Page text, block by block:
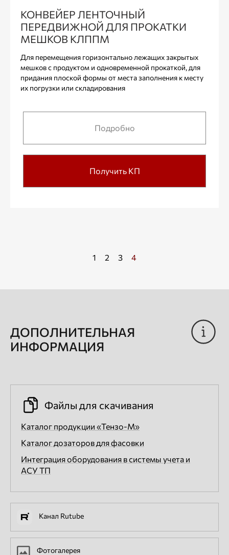
КОНВЕЙЕР ЛЕНТОЧНЫЙ
ПЕРЕДВИЖНОЙ ДЛЯ ПРОКАТКИ
МЕШКОВ КЛППМ
Для перемещения горизонтально лежащих закрытых
мешков с продуктом и одновременной прокаткой, для
придания плоской формы от места заполнения к месту
их погрузки или складирования
Подробно
Получить КП
1 2 3 4
ДОПОЛНИТЕЛЬНАЯ
ИНФОРМАЦИЯ
Файлы для скачивания
Каталог продукции «Тензо-М»
Каталог дозаторов для фасовки
Интеграция оборудования в системы учета и
АСУ ТП
Канал Rutube
Фотогалерея